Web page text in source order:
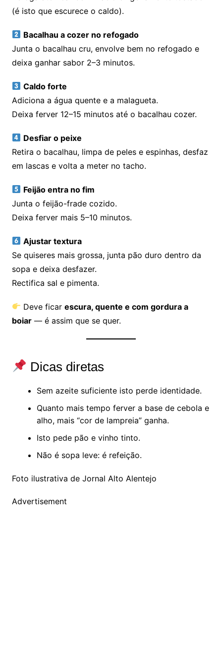
(é isto que escurece o caldo).
Bacalhau a cozer no refogado
Junta o bacalhau cru, envolve bem no refogado e
deixa ganhar sabor 2–3 minutos.
Caldo forte
Adiciona a água quente e a malagueta.
Deixa ferver 12–15 minutos até o bacalhau cozer.
Desfiar o peixe
Retira o bacalhau, limpa de peles e espinhas, desfaz
em lascas e volta a meter no tacho.
Feijão entra no fim
Junta o feijão-frade cozido.
Deixa ferver mais 5–10 minutos.
Ajustar textura
Se quiseres mais grossa, junta pão duro dentro da
sopa e deixa desfazer.
Rectifica sal e pimenta.
Deve ficarescura, quente e com gordura a
boiar— é assim que se quer.
Dicas diretas
Sem azeite suficiente isto perde identidade.
Quanto mais tempo ferver a base de cebola e
alho, mais “cor de lampreia” ganha.
Isto pede pão e vinho tinto.
Não é sopa leve: é refeição.
Foto ilustrativa de Jornal Alto Alentejo
Advertisement